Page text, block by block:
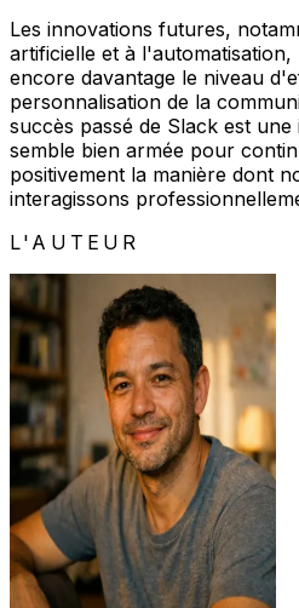
Les innovations futures,
artificielle et à
encore davantage le niveau
personnalisation de la
succès passé de Slack est
semble bien armée pour
positivement la manière dont
interagissons
L'AUTEUR